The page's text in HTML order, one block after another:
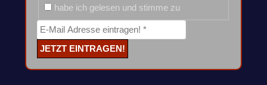
habe ich gelesen und stimme zu